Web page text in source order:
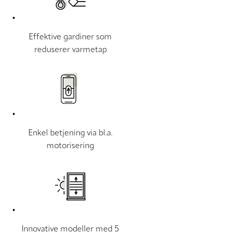
Effektive gardiner som
reduserer varmetap
Enkel betjening via bl.a.
motorisering
Innovative modeller med 5